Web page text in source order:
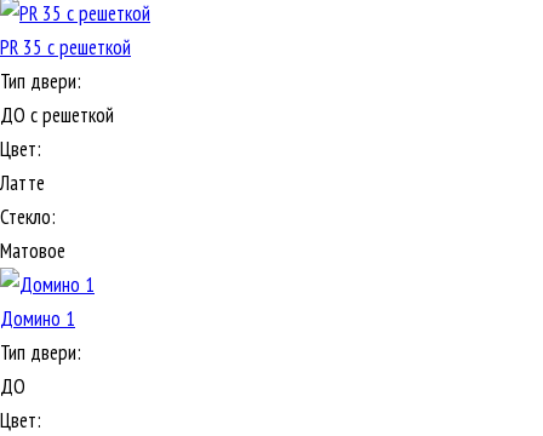
PR 35 с решеткой
Тип двери:
ДО с решеткой
Цвет:
Латте
Стекло:
Матовое
Домино 1
Тип двери:
ДО
Цвет: